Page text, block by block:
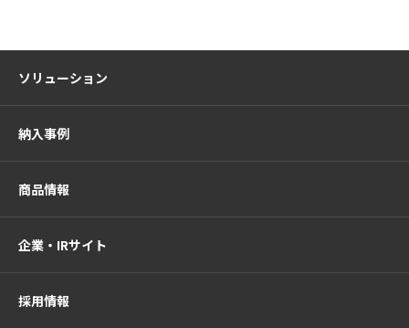
ソリューション
納入事例
商品情報
企業・IRサイト
採用情報